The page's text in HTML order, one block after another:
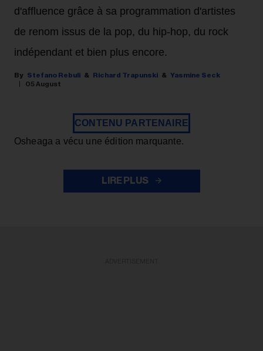
d'affluence grâce à sa programmation d'artistes
de renom issus de la pop, du hip-hop, du rock
indépendant et bien plus encore.
Stefano Rebuli Richard Trapunski
Yasmine Seck
05 August
CONTENU PARTENAIRE
Osheaga a vécu une édition marquante.
LIRE PLUS